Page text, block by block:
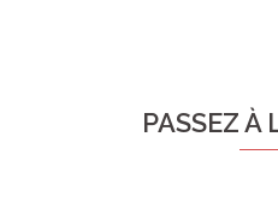
PASSEZ À